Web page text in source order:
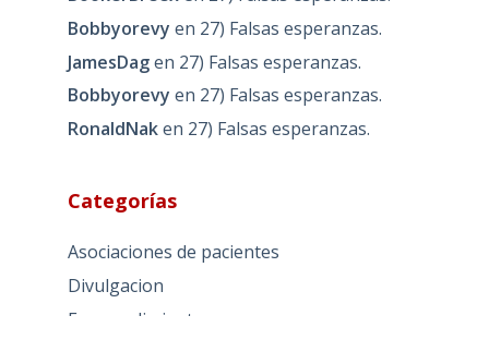
Bobbyorevy en 27) Falsas esperanzas.
JamesDagen 27) Falsas esperanzas.
Bobbyorevy en 27) Falsas esperanzas.
RonaldNaken 27) Falsas esperanzas.
Categorías
Asociaciones de pacientes
Divulgacion
Emprendimiento